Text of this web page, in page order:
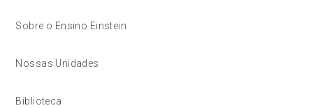
Sobre o Ensino Einstein
Nossas Unidades
Biblioteca